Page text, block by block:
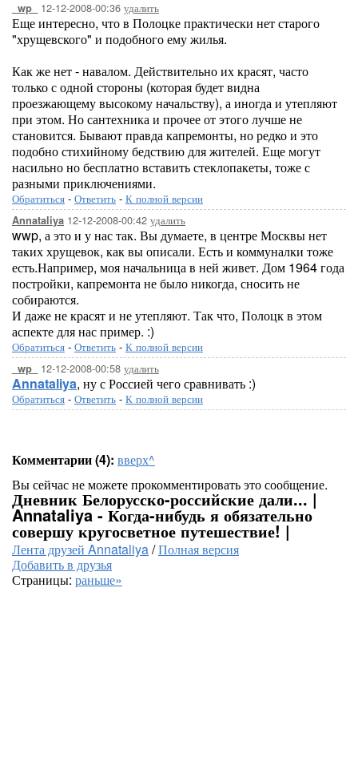
_wp_ 12-12-2008-00:36 удалить
Еще интересно, что в Полоцке практически нет старого
"хрущевского" и подобного ему жилья.
Как же нет - навалом. Действительно их красят, часто
только с одной стороны (которая будет видна
проезжающему высокому начальству), а иногда и утепляют
при этом. Но сантехника и прочее от этого лучше не
становится. Бывают правда капремонты, но редко и это
подобно стихийному бедствию для жителей. Еще могут
насильно но бесплатно вставить стеклопакеты, тоже с
разными приключениями.
Обратиться - Ответить - К полной версии
Annataliya 12-12-2008-00:42 удалить
wwp, а это и у нас так. Вы думаете, в центре Москвы нет
таких хрущевок, как вы описали. Есть и коммуналки тоже
есть.Например, моя начальница в ней живет. Дом 1964 года
постройки, капремонта не было никогда, сносить не
собираются.
И даже не красят и не утепляют. Так что, Полоцк в этом
аспекте для нас пример. :)
Обратиться - Ответить - К полной версии
_wp_ 12-12-2008-00:58 удалить
Annataliya, ну с Россией чего сравнивать :)
Обратиться - Ответить - К полной версии
Комментарии (4): вверх^
Вы сейчас не можете прокомментировать это сообщение.
Дневник Белорусско-российские дали... |
Annataliya - Когда-нибудь я обязательно
совершу кругосветное путешествие! |
Лента друзей Annataliya/Полная версия
Добавить в друзья
Страницы: раньше»